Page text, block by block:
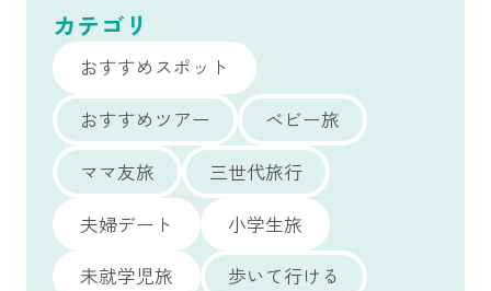
カテゴリ
おすすめスポット
おすすめツアー
ベビー旅
ママ友旅
三世代旅行
夫婦デート
小学生旅
未就学児旅
歩いて行ける